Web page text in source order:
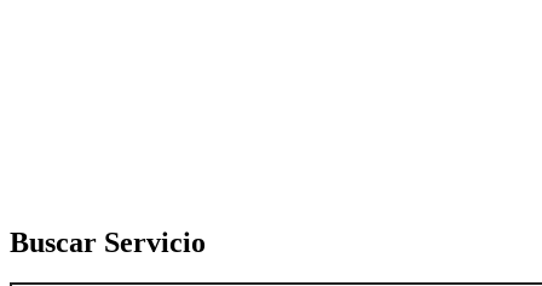
Buscar Servicio